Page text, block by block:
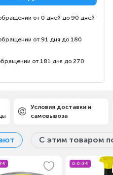
от 0 дней до 90 дней
от 91 дня до 180
от 181 дня до 270
Условия доставки и
самовывоза
С этим товаром
0-0-24